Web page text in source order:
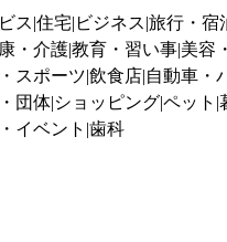
ス 住宅 ビジネス 旅行・宿
・介護教育・習い事 美容
スポーツ 飲食店 自動車・
団体 ショッピングペット
イベント 歯科